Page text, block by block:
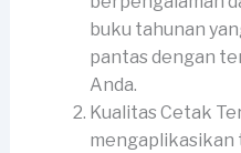
buku tahunan
pantas dengan
Anda.
Kualitas Cetak